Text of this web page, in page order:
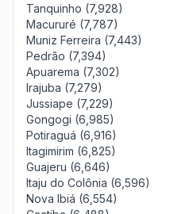
Tanquinho (7,928)
Macururé (7,787)
Muniz Ferreira (7,443)
Pedrão (7,394)
Apuarema (7,302)
Irajuba (7,279)
Jussiape (7,229)
Gongogi (6,985)
Potiraguá (6,916)
Itagimirim (6,825)
Guajeru (6,646)
Itaju do Colônia (6,596)
Nova Ibiá (6,554)